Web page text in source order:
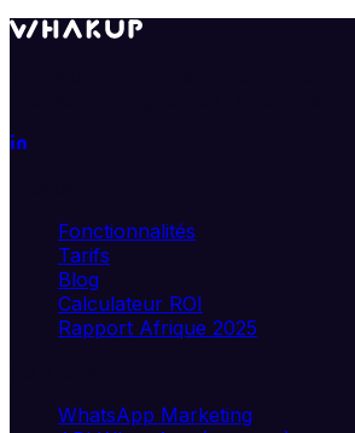
Fonctionnalités
Tarifs
Blog
Calculateur ROI
Rapport Afrique 2025
WhatsApp Marketing